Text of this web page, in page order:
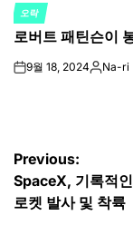
POSTED
IN
오락
로버트 패틴슨이
on9월 18, 2024Posted
Na-ri
글
탐
Previous:
SpaceX, 기록적
로켓 발사 및 착륙